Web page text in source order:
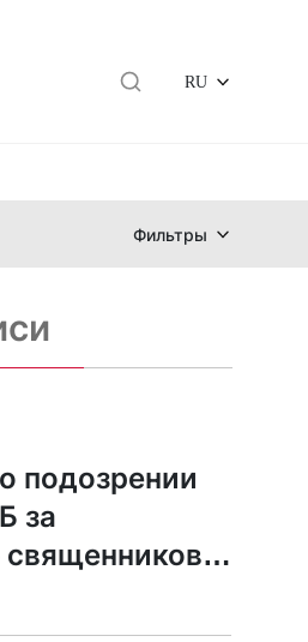
RU
Фильтры
подозрении
за
священников